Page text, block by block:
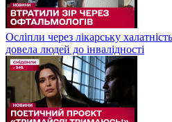
Осліпли через лікарську
довела людей до інвалідності